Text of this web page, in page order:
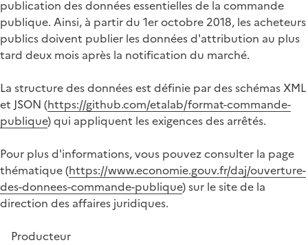
publication des données essentielles de la commande
publique. Ainsi, à partir du 1er octobre 2018, les acheteurs
publics doivent publier les données d'attribution au plus
tard deux mois après la notification du marché.
La structure des données est définie par des schémas XML
et JSON (https://github.com/etalab/format-commande-
publique) qui appliquent les exigences des arrêtés.
Pour plus d'informations, vous pouvez consulter la page
thématique (https://www.economie.gouv.fr/daj/ouverture-
des-donnees-commande-publique) sur le site de la
direction des affaires juridiques.
Producteur